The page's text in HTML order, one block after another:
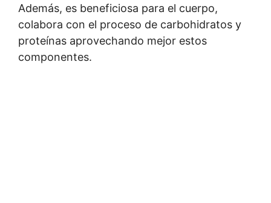
Además, es beneficiosa para el cuerpo,
colabora con el proceso de carbohidratos y
proteínas aprovechando mejor estos
componentes.